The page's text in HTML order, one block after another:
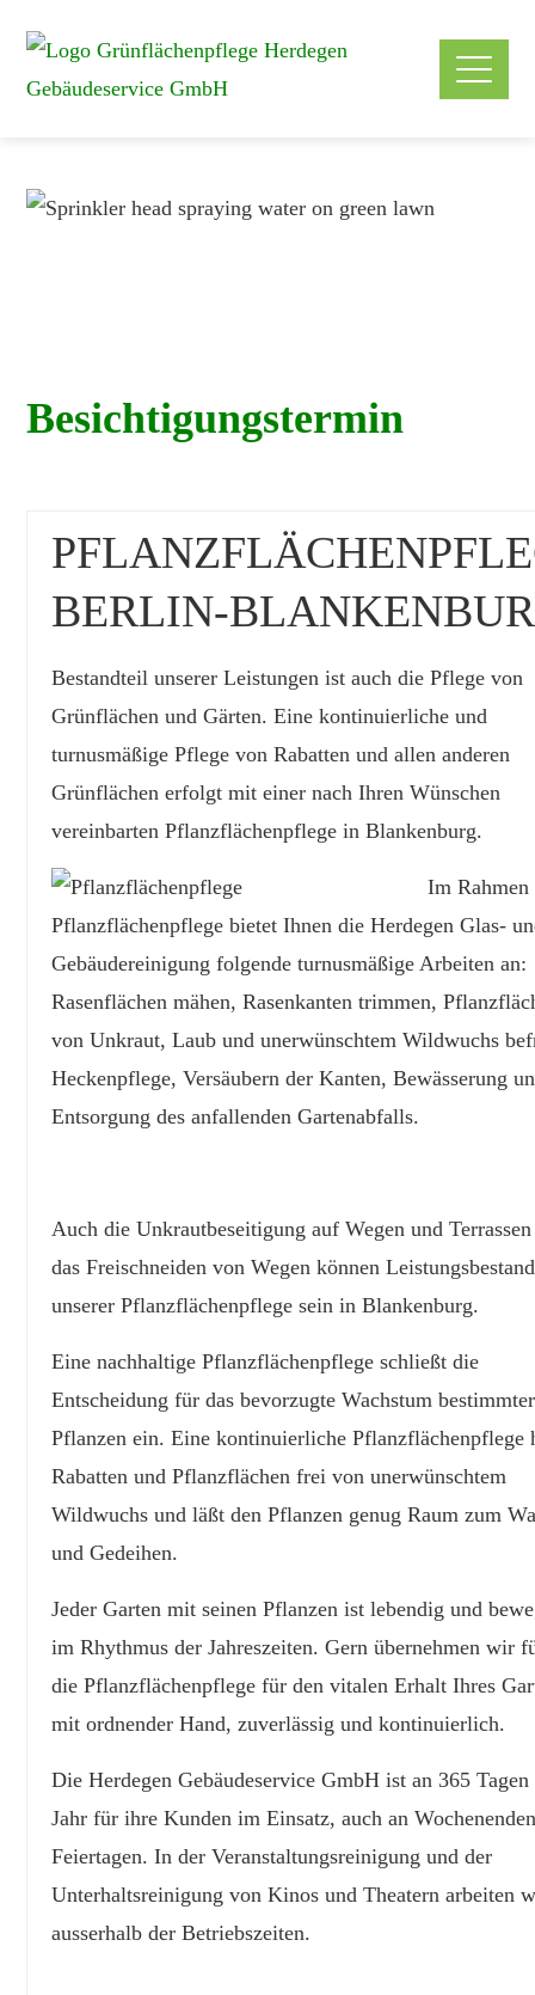
Besichtigungstermin
BERLIN-
Bestandteil unserer Leistungen ist auch die Pflege von
Grünflächen und Gärten. Eine kontinuierliche und
turnusmäßige Pflege von Rabatten und allen anderen
Grünflächen erfolgt mit einer nach Ihren Wünschen
vereinbarten Pflanzflächenpflege in Blankenburg.
Im Rahmen
Pflanzflächenpflege bietet Ihnen die Herdegen Glas-
Gebäudereinigung folgende turnusmäßige Arbeiten an:
Rasenflächen mähen, Rasenkanten trimmen,
von Unkraut, Laub und unerwünschtem Wildwuchs
Heckenpflege, Versäubern der Kanten, Bewässerung
Entsorgung des anfallenden Gartenabfalls.
Auch die Unkrautbeseitigung auf Wegen und
das Freischneiden von Wegen können
unserer Pflanzflächenpflege sein in Blankenburg.
Eine nachhaltige Pflanzflächenpflege schließt die
Entscheidung für das bevorzugte Wachstum bestimmter
Pflanzen ein. Eine kontinuierliche Pflanzflächenpflege
Rabatten und Pflanzflächen frei von unerwünschtem
Wildwuchs und läßt den Pflanzen genug Raum zum
und Gedeihen.
Jeder Garten mit seinen Pflanzen ist lebendig und
im Rhythmus der Jahreszeiten. Gern übernehmen wir
die Pflanzflächenpflege für den vitalen Erhalt Ihres
mit ordnender Hand, zuverlässig und kontinuierlich.
Die Herdegen Gebäudeservice GmbH ist an 365
Jahr für ihre Kunden im Einsatz, auch an
Feiertagen. In der Veranstaltungsreinigung und der
Unterhaltsreinigung von Kinos und Theatern arbeiten
ausserhalb der Betriebszeiten.